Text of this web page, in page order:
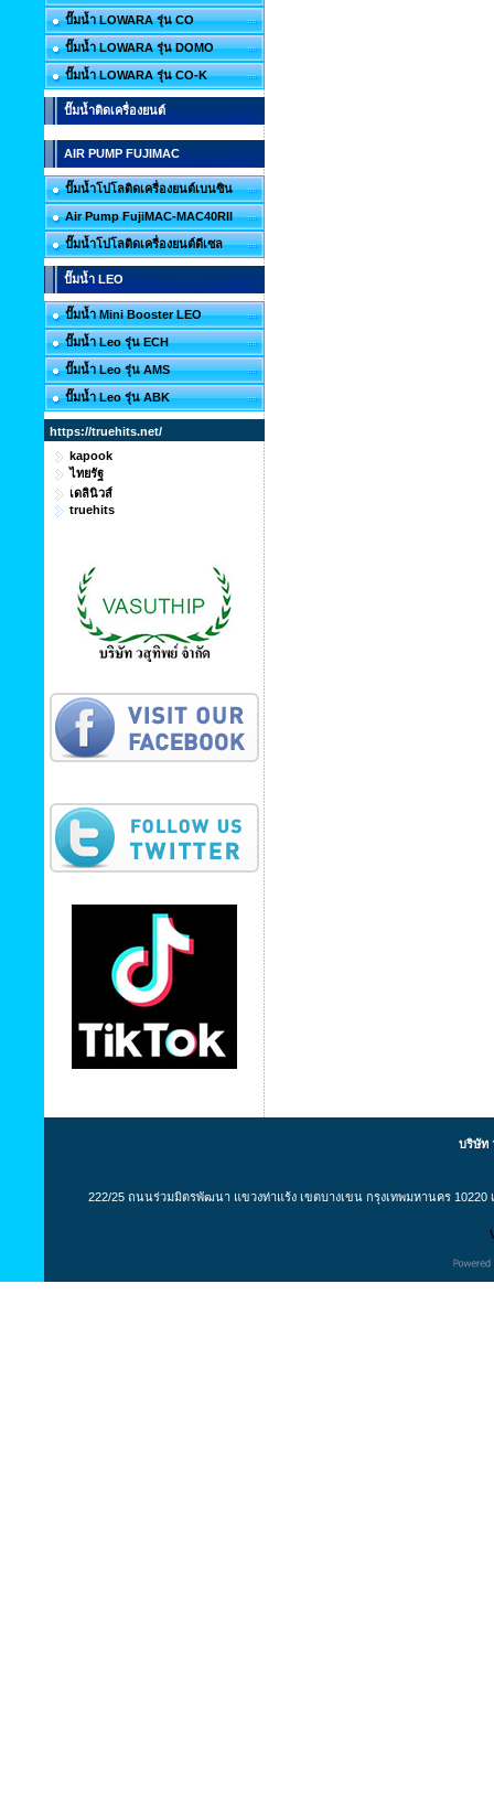
ปั๊มน้ำ LOWARA รุ่น CO
ปั๊มน้ำ LOWARA รุ่น DOMO
ปั๊มน้ำ LOWARA รุ่น CO-K
ปั๊มน้ำติดเครื่องยนต์
AIR PUMP FUJIMAC
ปั๊มน้ำโปโลติดเครื่องยนต์เบนซิน
Air Pump FujiMAC-MAC40RII
ปั๊มน้ำโปโลติดเครื่องยนต์ดีเซล
ปั๊มน้ำ LEO
ปั๊มน้ำ Mini Booster LEO
ปั๊มน้ำ Leo รุ่น ECH
ปั๊มน้ำ Leo รุ่น AMS
ปั๊มน้ำ Leo รุ่น ABK
https://truehits.net/
kapook
ไทยรัฐ
เดลินิวส์
truehits
บริษัท
222/25 ถนนร่วมมิตรพัฒนา แขวงท่าแร้ง เขตบางเขน กรุงเทพมหานคร 10220